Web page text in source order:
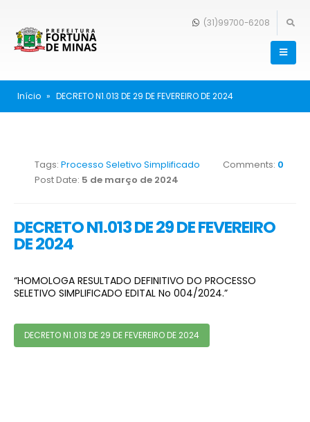
(31)99700-6208
Início » DECRETO N1.013 DE 29 DE FEVEREIRO DE 2024
Tags: Processo Seletivo Simplificado Comments: 0
Post Date: 5 de março de 2024
DECRETO N1.013 DE 29 DE FEVEREIRO
DE 2024
“HOMOLOGA RESULTADO DEFINITIVO DO PROCESSO
SELETIVO SIMPLIFICADO EDITAL No 004/2024.”
DECRETO N1.013 DE 29 DE FEVEREIRO DE 2024